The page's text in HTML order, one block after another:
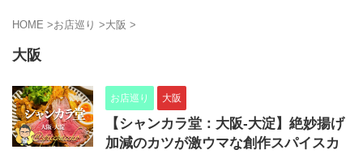
HOME >お店巡り >大阪 >
大阪
お店巡り 大阪
【シャンカラ堂：大阪-大淀】絶妙揚げ
加減のカツが激ウマな創作スパイスカ